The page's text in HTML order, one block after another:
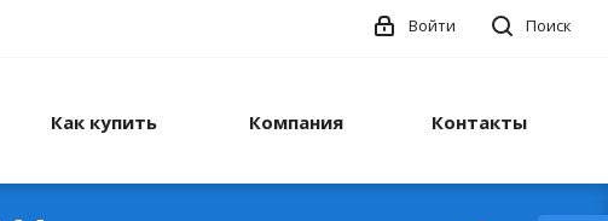
Поиск
Войти
Как купить Компания Контакты